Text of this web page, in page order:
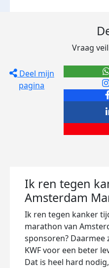
Deel mijn
pagina
Vraag
Ik ren tegen
Amsterdam
Ik ren tegen kanker
marathon van
sponsoren?
KWF voor een beter
Dat is heel hard